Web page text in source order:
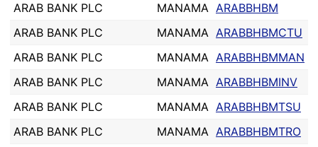
ARAB BANK PLC MANAMA ARABBHBM
ARAB BANK PLC
MANAMA ARABBHBMCTU
ARAB BANK PLC
MANAMA ARABBHBMMAN
ARAB BANK PLC
MANAMA ARABBHBMINV
ARAB BANK PLC
MANAMA ARABBHBMTSU
ARAB BANK PLC
MANAMA ARABBHBMTRO